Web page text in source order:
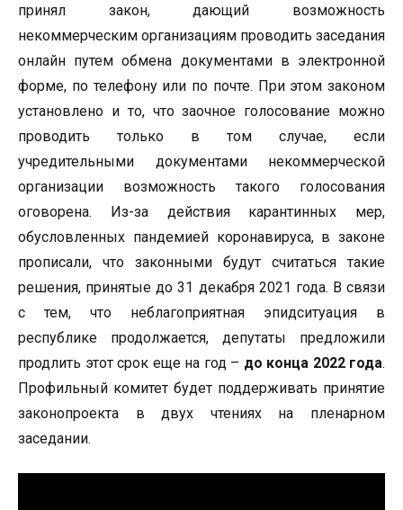
принял закон, дающий возможность
некоммерческим организациям проводить заседания
онлайн путем обмена документами в электронной
форме, по телефону или по почте. При этом законом
установлено и то, что заочное голосование можно
проводить только в том случае, если
учредительными документами некоммерческой
организации возможность такого голосования
оговорена. Из-за действия карантинных мер,
обусловленных пандемией коронавируса, в законе
прописали, что законными будут считаться такие
решения, принятые до 31 декабря 2021 года. В связи
с тем, что неблагоприятная эпидситуация в
республике продолжается, депутаты предложили
продлить этот срок еще на год – до конца 2022 года.
Профильный комитет будет поддерживать принятие
законопроекта в двух чтениях на пленарном
заседании.